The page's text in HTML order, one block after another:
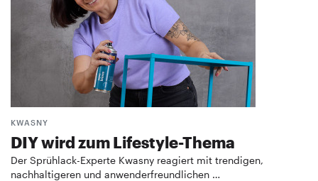
KWASNY
DIY wird zum Lifestyle-Thema
Der Sprühlack-Experte Kwasny reagiert mit trendigen,
nachhaltigeren und anwenderfreundlichen …